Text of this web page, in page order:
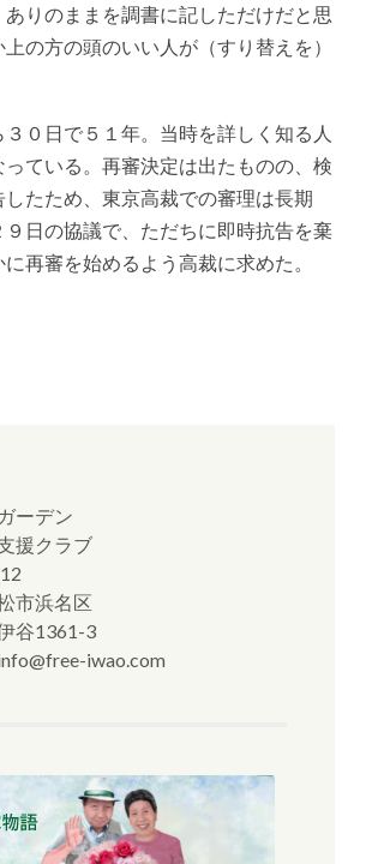
りのままを調書に記しただけだと思
の方の頭のいい人が（すり替えを）
０日で５１年。当時を詳しく知る人
ている。再審決定は出たものの、検
たため、東京高裁での審理は長期
日の協議で、ただちに即時抗告を棄
再審を始めるよう高裁に求めた。
ーデン
援クラブ
市浜名区
谷1361-3
iwao.com